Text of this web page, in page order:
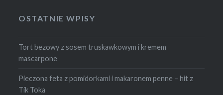
OSTATNIE WPISY
Tort bezowy z sosem truskawkowym i kremem
mascarpone
Pieczona feta z pomidorkami i makaronem penne – hit z
Tik Toka